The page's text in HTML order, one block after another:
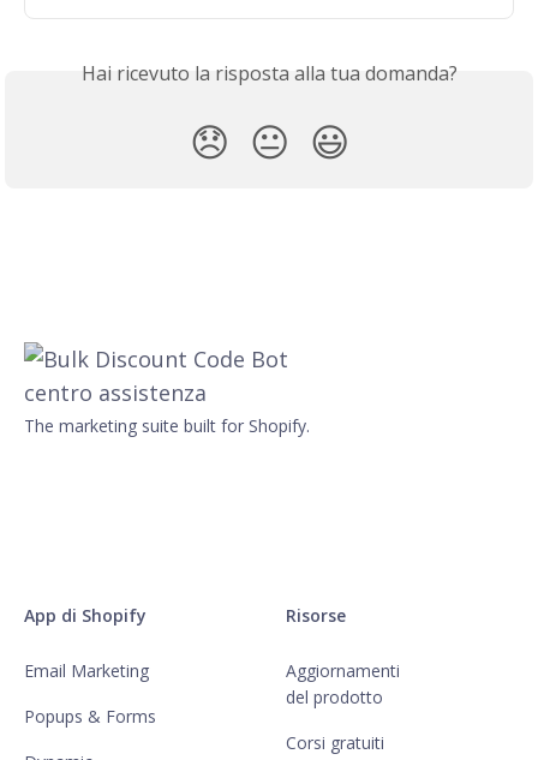
Hai ricevuto la risposta alla tua domanda?
😞 😐 😃
The marketing suite built for Shopify.
App di Shopify
Email Marketing
Popups & Forms
Risorse
Aggiornamenti
del prodotto
Corsi gratuiti